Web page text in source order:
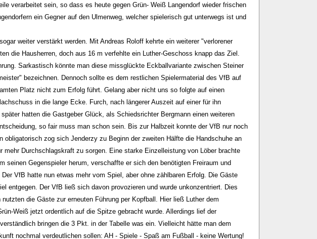
verarbeitet sein, so dass es heute gegen Grün- Weiß Langendorf wieder frischen
ein Gegner auf den Ulmenweg, welcher spielerisch gut unterwegs ist und
weiter verstärkt werden. Mit Andreas Roloff kehrte ein weiterer "verlorener
die Hausherren, doch aus 16 m verfehlte ein Luther-Geschoss knapp das Ziel.
Sarkastisch könnte man diese missglückte Eckballvariante zwischen Steiner
bezeichnen. Dennoch sollte es dem restlichen Spielermaterial des VfB auf
Platz nicht zum Erfolg führt. Gelang aber nicht uns so folgte auf einen
in die lange Ecke. Furch, nach längerer Auszeit auf einer für ihn
hatten die Gastgeber Glück, als Schiedsrichter Bergmann einen weiteren
so fair muss man schon sein. Bis zur Halbzeit konnte der VfB nur noch
zog sich Jenderzy zu Beginn der zweiten Hälfte die Handschuhe an
Durchschlagskraft zu sorgen. Eine starke Einzelleistung von Löber brachte
seinen Gegenspieler herum, verschaffte er sich den benötigten Freiraum und
VfB hatte nun etwas mehr vom Spiel, aber ohne zählbaren Erfolg. Die Gäste
entgegen. Der VfB ließ sich davon provozieren und wurde unkonzentriert. Dies
die Gäste zur erneuten Führung per Kopfball. Hier ließ Luther dem
Weiß jetzt ordentlich auf die Spitze gebracht wurde. Allerdings lief der
bringen die 3 Pkt. in der Tabelle was ein. Vielleicht hätte man dem
nochmal verdeutlichen sollen: AH - Spiele - Spaß am Fußball - keine Wertung!